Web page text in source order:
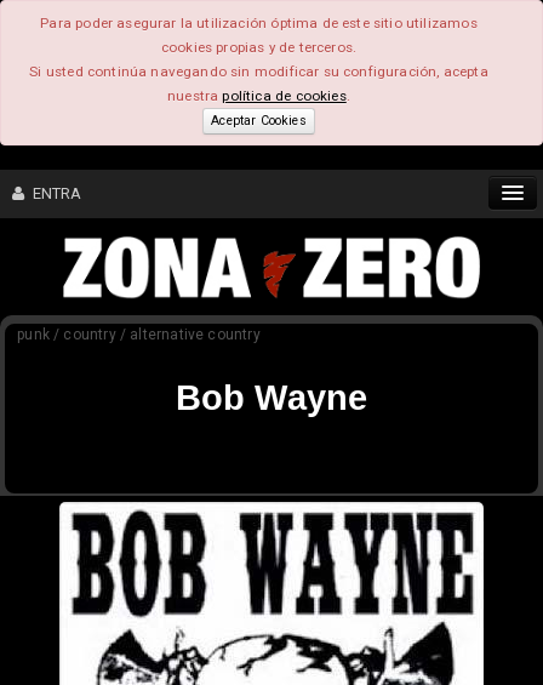
Para poder asegurar la utilización óptima de este sitio utilizamos
cookies propias y de terceros.
Si usted continúa navegando sin modificar su configuración, acepta
nuestrapolítica de cookies.
Aceptar Cookies
ENTRA
CONTENIDO
COMUNIDAD
punk / country / alternative country
Bob Wayne